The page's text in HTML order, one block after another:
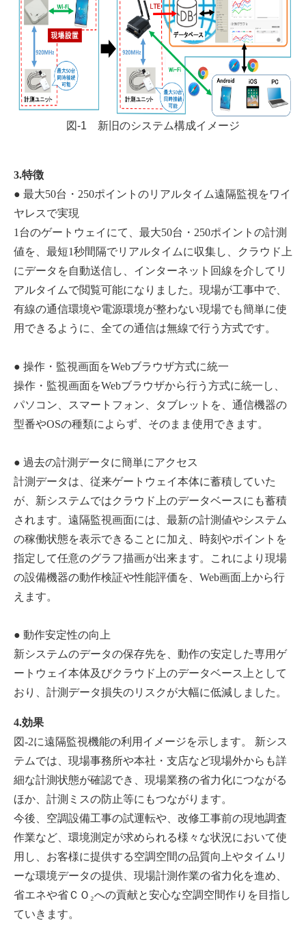
図-1 新旧のシステム構成イメージ
3.特徴
● 最大50台・250ポイントのリアルタイム遠隔監視をワイ
ヤレスで実現
1台のゲートウェイにて、最大50台・250ポイントの計測
値を、最短1秒間隔でリアルタイムに収集し、クラウド上
にデータを自動送信し、インターネット回線を介してリ
アルタイムで閲覧可能になりました。現場が工事中で、
有線の通信環境や電源環境が整わない現場でも簡単に使
用できるように、全ての通信は無線で行う方式です。
● 操作・監視画面をWebブラウザ方式に統一
操作・監視画面をWebブラウザから行う方式に統一し、
パソコン、スマートフォン、タブレットを、通信機器の
型番やOSの種類によらず、そのまま使用できます。
● 過去の計測データに簡単にアクセス
計測データは、従来ゲートウェイ本体に蓄積していた
が、新システムではクラウド上のデータベースにも蓄積
されます。遠隔監視画面には、最新の計測値やシステム
の稼働状態を表示できることに加え、時刻やポイントを
指定して任意のグラフ描画が出来ます。これにより現場
の設備機器の動作検証や性能評価を、Web画面上から行
えます。
● 動作安定性の向上
新システムのデータの保存先を、動作の安定した専用ゲ
ートウェイ本体及びクラウド上のデータベース上として
おり、計測データ損失のリスクが大幅に低減しました。
4.効果
図-2に遠隔監視機能の利用イメージを示します。 新シス
テムでは、現場事務所や本社・支店など現場外からも詳
細な計測状態が確認でき、現場業務の省力化につながる
ほか、計測ミスの防止等にもつながります。
今後、空調設備工事の試運転や、改修工事前の現地調査
作業など、環境測定が求められる様々な状況において使
用し、お客様に提供する空調空間の品質向上やタイムリ
ーな環境データの提供、現場計測作業の省力化を進め、
省エネや省ＣＯ₂への貢献と安心な空調空間作りを目指し
ていきます。